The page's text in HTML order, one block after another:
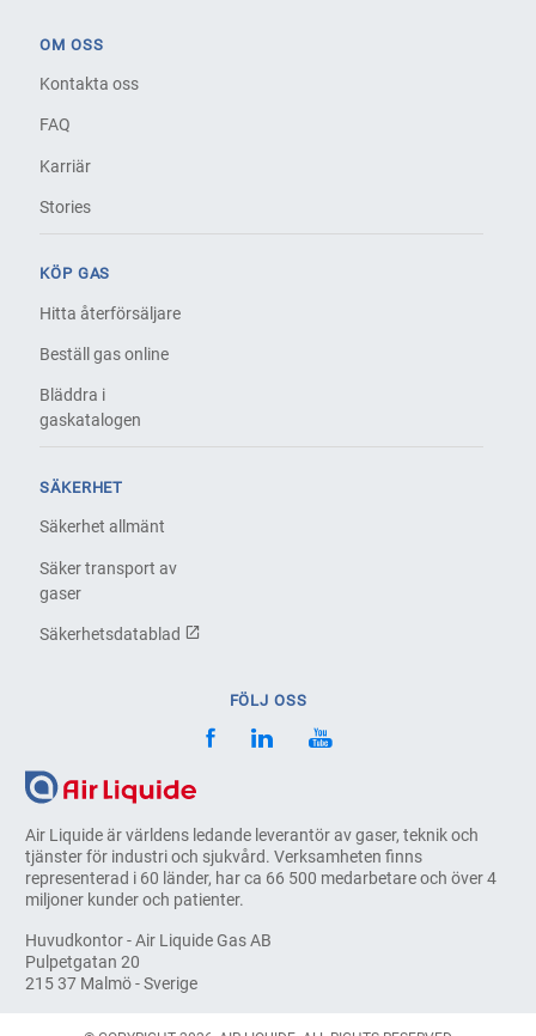
Air Liquide är världens ledande leverantör av gaser, teknik och
tjänster för industri och sjukvård. Verksamheten finns
representerad i 60 länder, har ca 66 500 medarbetare och över 4
miljoner kunder och patienter.
Huvudkontor - Air Liquide Gas AB
Pulpetgatan 20
215 37 Malmö - Sverige
OM OSS
Kontakta oss
FAQ
Karriär
Stories
KÖP GAS
Hitta återförsäljare
Beställ gas online
Bläddra i
gaskatalogen
SÄKERHET
Säkerhet allmänt
Säker transport av
gaser
Säkerhetsdatablad
FÖLJ OSS